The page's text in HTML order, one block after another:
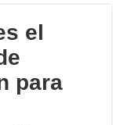
el
para